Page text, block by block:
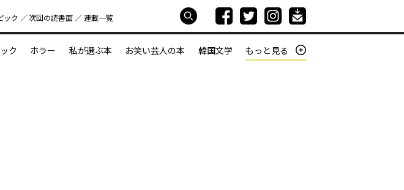
ック 次回の読書⾯ 連載一覧
ク ホラー 私が選ぶ本 お笑い芸人の本 韓国文学 もっと見る